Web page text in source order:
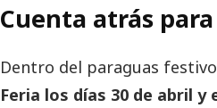
Cuenta atrás
Dentro del paraguas
Feria los días 30 de abril y